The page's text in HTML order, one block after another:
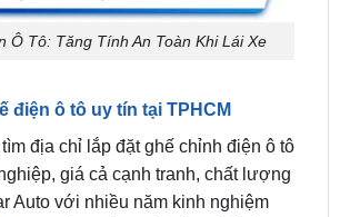
điện ô tô uy tín tại TPHCM
giá cả cạnh tranh, chất lượng
Auto với nhiều năm kinh nghiệm
, chuyên phân phối nội thất ô tô,
,đồ chơi theo xe,…chuyên nghiệp,